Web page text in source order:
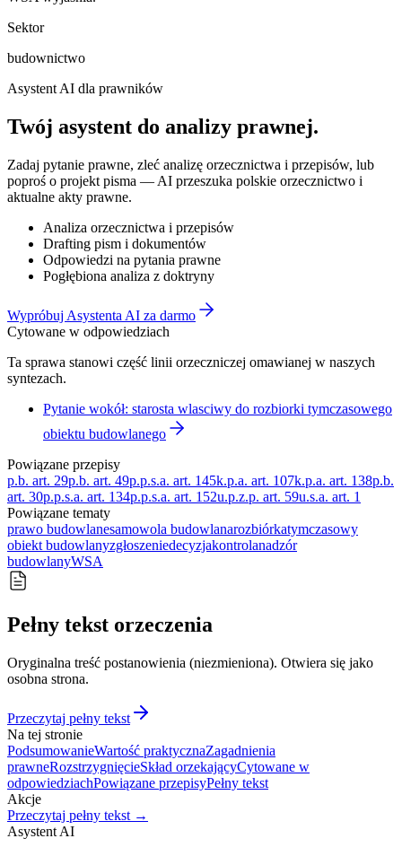
Sektor
budownictwo
Asystent AI dla prawników
Twój asystent do analizy prawnej.
Zadaj pytanie prawne, zleć analizę orzecznictwa i przepisów, lub
poproś o projekt pisma — AI przeszuka polskie orzecznictwo i
aktualne akty prawne.
Analiza orzecznictwa i przepisów
Drafting pism i dokumentów
Odpowiedzi na pytania prawne
Pogłębiona analiza z doktryny
Wypróbuj Asystenta AI za darmo
Cytowane w odpowiedziach
Ta sprawa stanowi część linii orzeczniczej omawianej w naszych
syntezach.
Pytanie wokół: starosta wlasciwy do rozbiorki tymczasowego
obiektu budowlanego
Powiązane przepisy
p.b. art. 29p.b. art. 49p.p.s.a. art. 145k.p.a. art. 107k.p.a. art. 138p.b.
art. 30p.p.s.a. art. 134p.p.s.a. art. 152u.p.z.p. art. 59u.s.a. art. 1
Powiązane tematy
prawo budowlanesamowola budowlanarozbiórkatymczasowy
obiekt budowlanyzgłoszeniedecyzjakontrolanadzór
budowlanyWSA
Pełny tekst orzeczenia
Oryginalna treść postanowienia (niezmieniona). Otwiera się jako
osobna strona.
Przeczytaj pełny tekst
Na tej stronie
PodsumowanieWartość praktycznaZagadnienia
prawneRozstrzygnięcieSkład orzekającyCytowane w
odpowiedziachPowiązane przepisyPełny tekst
Akcje
Przeczytaj pełny tekst →
Asystent AI